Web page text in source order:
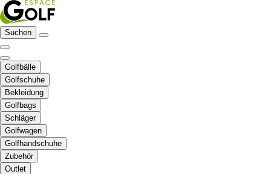
Suchen
Golfbälle
Golfschuhe
Bekleidung
Golfbags
Schläger
Golfwagen
Golfhandschuhe
Zubehör
Outlet